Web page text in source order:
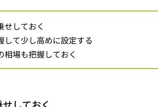
せしておく
して少し高めに設定する
相場も把握しておく
しておく